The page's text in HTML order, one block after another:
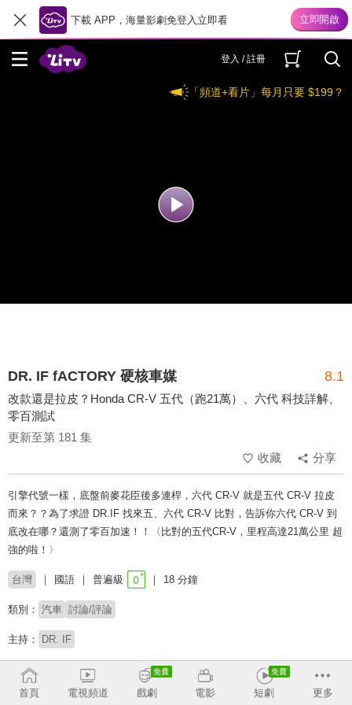
下載 APP，海量影劇免登入立即看
登入 / 註冊
「頻道+看片」每月只要 $199？
DR. IF fACTORY 硬核車媒 8.1
改款還是拉皮？Honda CR-V 五代（跑21萬）、六代 科技詳解、
零百測試
更新至第 181 集
收藏
分享
引擎代號一樣，底盤前麥花臣後多連桿，六代 CR-V 就是五代 CR-V 拉皮
而來？？為了求證 DR.IF 找來五、六代 CR-V 比對，告訴你六代 CR-V 到
底改在哪？還測了零百加速！！〈比對的五代CR-V，里程高達21萬公里 超
強的啦！〉
台灣 國語 普遍級 18 分鐘
類別： 汽車 討論/評論
主持： DR. IF
收回
首頁
電視頻道 戲劇 電影 短劇 更多